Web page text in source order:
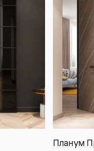
Планум